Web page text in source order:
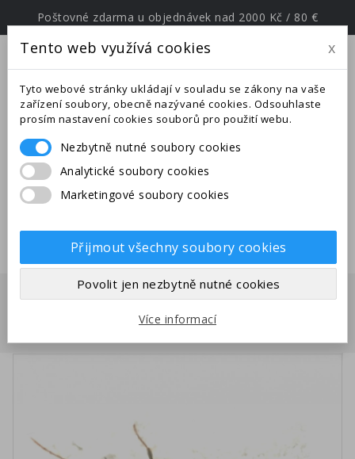
Poštovné zdarma u objednávek nad 2000 Kč / 80 €
menu
Upozornění: Ve dnech od
25.6.-27.7.2026 jsme na expedici v
jižní Evropě. Uskutečněné
objednávky budou odeslány po
28.7.2026.
Domů Mravenci Druhy z Evropy
Messor structor -
mravenec zrnojed
Tento web využívá cookies x
Tyto webové stránky ukládají v souladu se zákony na vaše
zařízení soubory, obecně nazývané cookies. Odsouhlaste
prosím nastavení cookies souborů pro použití webu.
Nezbytně nutné soubory cookies
Analytické soubory cookies
Marketingové soubory cookies
Přijmout všechny soubory cookies
Povolit jen nezbytně nutné cookies
Více informací